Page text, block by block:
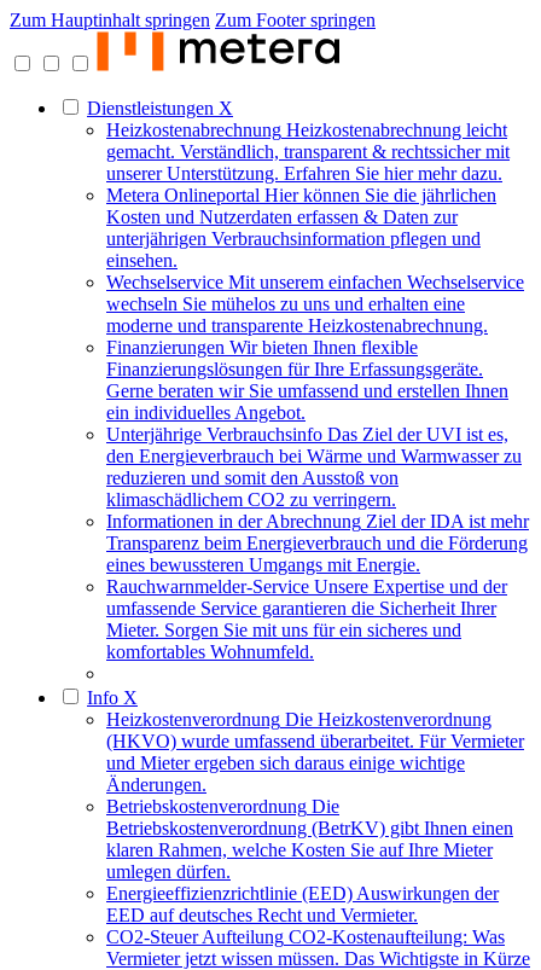
Zum Hauptinhalt springen Zum Footer springen
Dienstleistungen X
Heizkostenabrechnung Heizkostenabrechnung leicht
gemacht. Verständlich, transparent & rechtssicher mit
unserer Unterstützung. Erfahren Sie hier mehr dazu.
Metera Onlineportal Hier können Sie die jährlichen
Kosten und Nutzerdaten erfassen & Daten zur
unterjährigen Verbrauchsinformation pflegen und
einsehen.
Wechselservice Mit unserem einfachen Wechselservice
wechseln Sie mühelos zu uns und erhalten eine
moderne und transparente Heizkostenabrechnung.
Finanzierungen Wir bieten Ihnen flexible
Finanzierungslösungen für Ihre Erfassungsgeräte.
Gerne beraten wir Sie umfassend und erstellen Ihnen
ein individuelles Angebot.
Unterjährige Verbrauchsinfo Das Ziel der UVI ist es,
den Energieverbrauch bei Wärme und Warmwasser zu
reduzieren und somit den Ausstoß von
klimaschädlichem CO2 zu verringern.
Informationen in der Abrechnung Ziel der IDA ist mehr
Transparenz beim Energieverbrauch und die Förderung
eines bewussteren Umgangs mit Energie.
Rauchwarnmelder-Service Unsere Expertise und der
umfassende Service garantieren die Sicherheit Ihrer
Mieter. Sorgen Sie mit uns für ein sicheres und
komfortables Wohnumfeld.
Info X
Heizkostenverordnung Die Heizkostenverordnung
(HKVO) wurde umfassend überarbeitet. Für Vermieter
und Mieter ergeben sich daraus einige wichtige
Änderungen.
Betriebskostenverordnung Die
Betriebskostenverordnung (BetrKV) gibt Ihnen einen
klaren Rahmen, welche Kosten Sie auf Ihre Mieter
umlegen dürfen.
Energieeffizienzrichtlinie (EED) Auswirkungen der
EED auf deutsches Recht und Vermieter.
CO2-Steuer Aufteilung CO2-Kostenaufteilung: Was
Vermieter jetzt wissen müssen. Das Wichtigste in Kürze